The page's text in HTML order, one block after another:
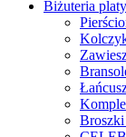
Biżuteria